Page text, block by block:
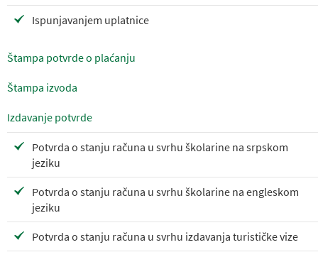
Ispunjavanjem uplatnice
Štampa potvrde o plaćanju
Štampa izvoda
Izdavanje potvrde
Potvrda o stanju računa u svrhu školarine na srpskom
jeziku
Potvrda o stanju računa u svrhu školarine na engleskom
jeziku
Potvrda o stanju računa u svrhu izdavanja turističke vize